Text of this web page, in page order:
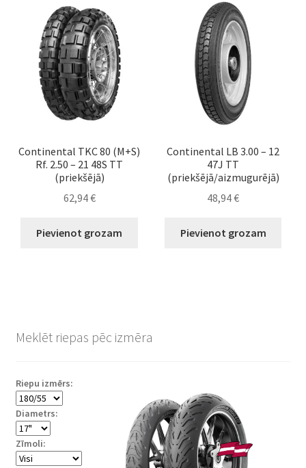
Continental TKC 80 (M+S)
Rf. 2.50 – 21 48S TT
(priekšējā)
62,94€
Pievienot grozam
Continental LB 3.00 – 12
47J TT
(priekšējā/aizmugurējā)
48,94€
Pievienot grozam
Meklēt riepas pēc izmēra
Riepu izmērs:
Diametrs:
Zīmoli: